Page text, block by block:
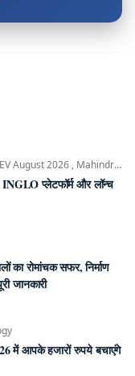
August 2026 , Mahindra INGLO Platform
प्लेटफॉर्म और लॉन्च
का रोमांचक सफर, निर्माण
जानकारी
में आपके हजारों रुपये बचाएंगे